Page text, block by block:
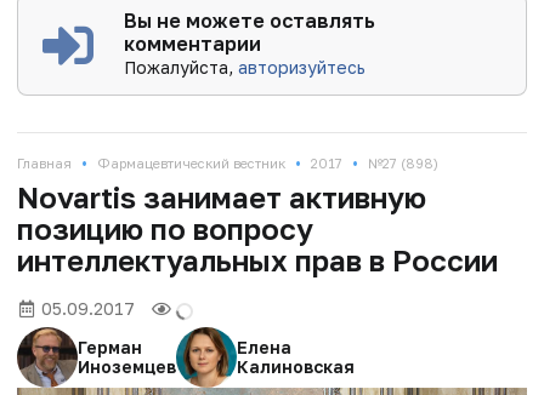
Вы не можете оставлять
комментарии
Пожалуйста,авторизуйтесь
Главная • Фармацевтический вестник • 2017 • №27 (898)
Novartis занимает активную
позицию по вопросу
интеллектуальных прав в России
05.09.2017
Герман
Иноземцев
Елена
Калиновская